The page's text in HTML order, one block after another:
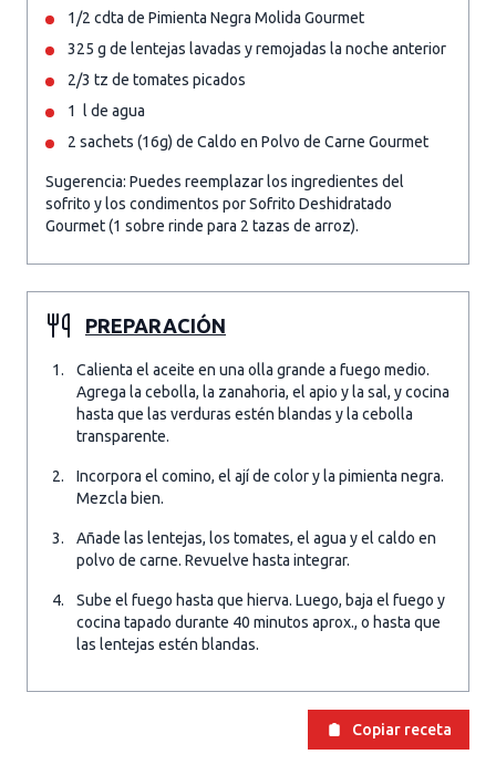
1/2 cdta de Pimienta Negra Molida Gourmet
325 g de lentejas lavadas y remojadas la noche anterior
2/3 tz de tomates picados
1 l de agua
2 sachets (16g) de Caldo en Polvo de Carne Gourmet
Sugerencia: Puedes reemplazar los ingredientes del
sofrito y los condimentos por Sofrito Deshidratado
Gourmet (1 sobre rinde para 2 tazas de arroz).
PREPARACIÓN
Calienta el aceite en una olla grande a fuego medio.
Agrega la cebolla, la zanahoria, el apio y la sal, y cocina
hasta que las verduras estén blandas y la cebolla
transparente.
Incorpora el comino, el ají de color y la pimienta negra.
Mezcla bien.
Añade las lentejas, los tomates, el agua y el caldo en
polvo de carne. Revuelve hasta integrar.
Sube el fuego hasta que hierva. Luego, baja el fuego y
cocina tapado durante 40 minutos aprox., o hasta que
las lentejas estén blandas.
Copiar receta